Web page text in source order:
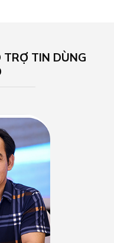
TRỢ TIN DÙNG